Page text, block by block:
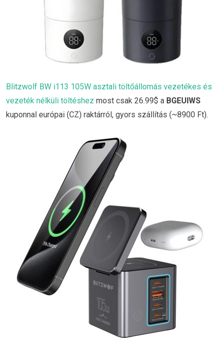
Blitzwolf BW i113 105W asztali töltőállomás vezetékes és
vezeték nélküli töltéshez most csak 26.99$ a BGEUIWS
kuponnal európai (CZ) raktárról, gyors szállítás (~8900 Ft).